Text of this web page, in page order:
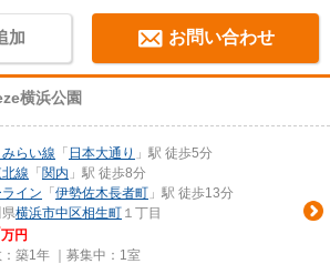
加 お問い合わせ
横浜公園
らい線 「 日本大通り 」駅 徒歩5分
線 「 関内 」駅 徒歩8分
イン 「 伊勢佐木長者町 」駅 徒歩13分
横浜市中区相生町 １丁目
万円
築1年 ｜募集中： 1室